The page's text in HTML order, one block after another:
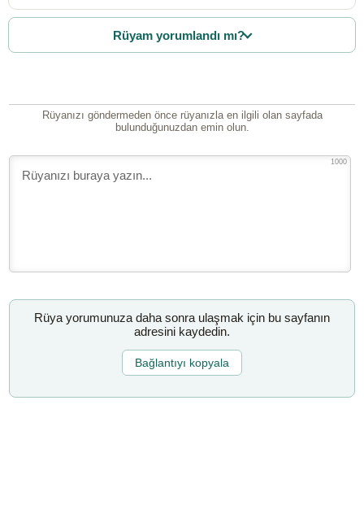
Rüyam yorumlandı mı?
Rüyanızı göndermeden önce rüyanızla en ilgili olan sayfada
bulunduğunuzdan emin olun.
1000
Rüya yorumunuza daha sonra ulaşmak için bu sayfanın
adresini kaydedin.
Bağlantıyı kopyala